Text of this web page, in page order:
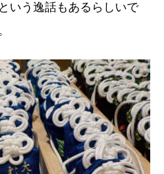
いう逸話もあるらしいで